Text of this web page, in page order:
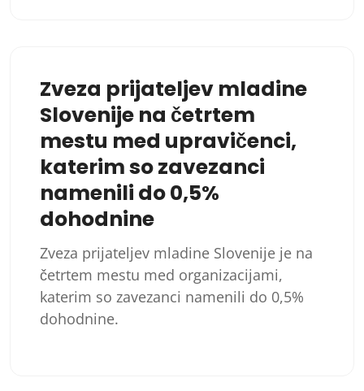
Zveza prijateljev mladine
Slovenije na četrtem
mestu med upravičenci,
katerim so zavezanci
namenili do 0,5%
dohodnine
Zveza prijateljev mladine Slovenije je na
četrtem mestu med organizacijami,
katerim so zavezanci namenili do 0,5%
dohodnine.